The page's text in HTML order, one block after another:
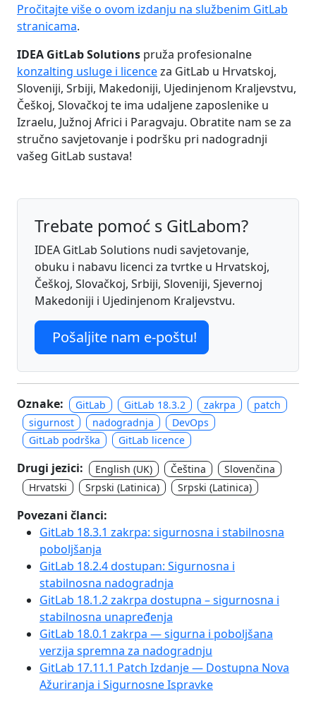
Pročitajte više o ovom izdanju na službenim GitLab
stranicama.
IDEA GitLab Solutions pruža profesionalne
konzalting usluge i licenceza GitLab u Hrvatskoj,
Sloveniji, Srbiji, Makedoniji, Ujedinjenom Kraljevstvu,
Češkoj, Slovačkoj te ima udaljene zaposlenike u
Izraelu, Južnoj Africi i Paragvaju. Obratite nam se za
stručno savjetovanje i podršku pri nadogradnji
vašeg GitLab sustava!
Trebate pomoć s GitLabom?
IDEA GitLab Solutions nudi savjetovanje,
obuku i nabavu licenci za tvrtke u Hrvatskoj,
Češkoj, Slovačkoj, Srbiji, Sloveniji, Sjevernoj
Makedoniji i Ujedinjenom Kraljevstvu.
Pošaljite nam e-poštu!
Oznake: GitLab GitLab 18.3.2 zakrpa
patch
sigurnost
nadogradnja
DevOps
GitLab podrška
GitLab licence
Drugi jezici: English (UK) Čeština
Slovenčina
Hrvatski
Srpski (Latinica) Srpski (Latinica)
Povezani članci:
GitLab 18.3.1 zakrpa: sigurnosna i stabilnosna
poboljšanja
GitLab 18.2.4 dostupan: Sigurnosna i
stabilnosna nadogradnja
GitLab 18.1.2 zakrpa dostupna – sigurnosna i
stabilnosna unapređenja
GitLab 18.0.1 zakrpa — sigurna i poboljšana
verzija spremna za nadogradnju
GitLab 17.11.1 Patch Izdanje — Dostupna Nova
Ažuriranja i Sigurnosne Ispravke